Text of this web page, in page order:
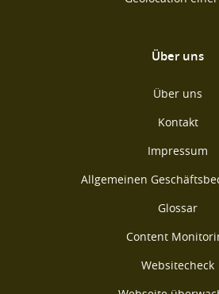
Über uns
Über uns
Kontakt
Impressum
Allgemeinen
Glossar
Content
Websitecheck